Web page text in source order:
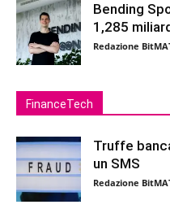
Bending
1,285
Redazione
FinanceTech
Truffe
un SMS
Redazione